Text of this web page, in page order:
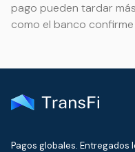
pago pueden tardar
como el banco
Pagos globales. Entregados